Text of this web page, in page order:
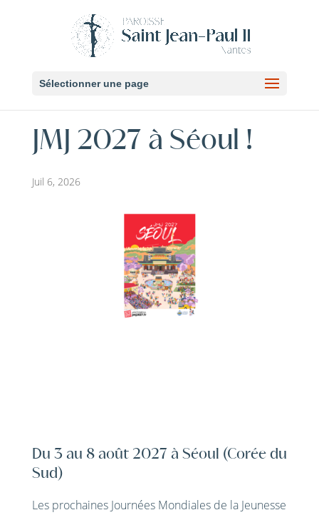
Sélectionner une page
JMJ 2027 à Séoul !
Juil 6, 2026
Du 3 au 8 août 2027 à Séoul (Corée du
Sud)
Les prochaines Journées Mondiales de la Jeunesse